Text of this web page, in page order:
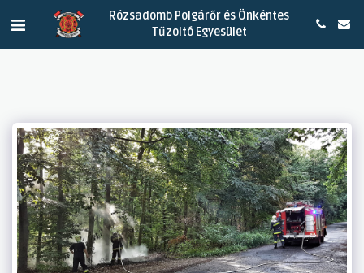
Rózsadomb Polgárőr és Önkéntes
Tűzoltó Egyesület